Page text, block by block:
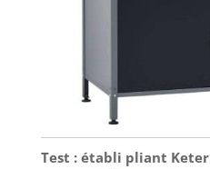
Test : établi pliant